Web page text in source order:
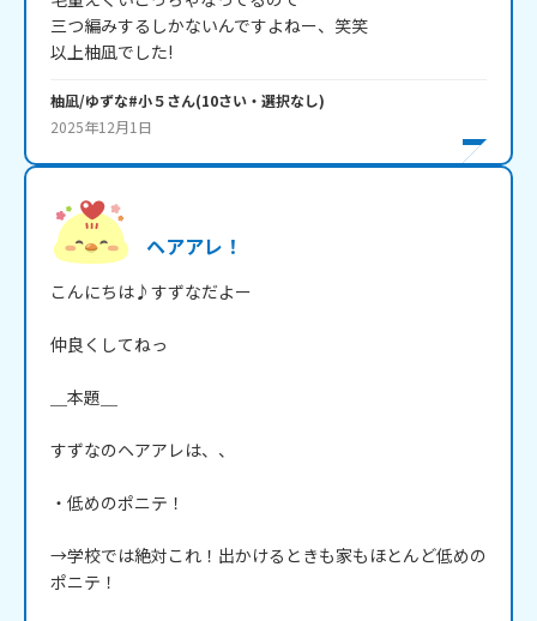
三つ編みするしかないんですよねー、笑笑
以上柚凪でした!
柚凪/ゆずな#小５さん(10さい・ 選択なし)
2025年12月1日
ヘアアレ！
こんにちは♪すずなだよー
仲良くしてねっ
＿本題＿
すずなのヘアアレは、、
・低めのポニテ！
→学校では絶対これ！出かけるときも家もほとんど低めの
ポニテ！